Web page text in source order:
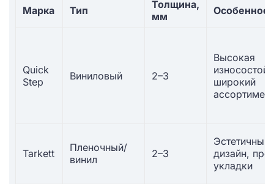
Марка Тип
Толщина,
мм
Quick
Step
Виниловый 2–3
Высокая
широкий
Tarkett
Пленочный/
винил
2–3
Эстетичный
дизайн,
укладки